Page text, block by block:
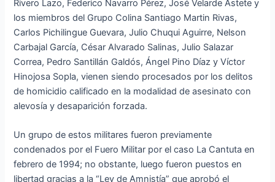
Rivero Lazo, Federico Navarro Pérez, José Velarde Astete y
los miembros del Grupo Colina Santiago Martin Rivas,
Carlos Pichilingue Guevara, Julio Chuqui Aguirre, Nelson
Carbajal García, César Alvarado Salinas, Julio Salazar
Correa, Pedro Santillán Galdós, Ángel Pino Díaz y Víctor
Hinojosa Sopla, vienen siendo procesados por los delitos
de homicidio calificado en la modalidad de asesinato con
alevosía y desaparición forzada.
Un grupo de estos militares fueron previamente
condenados por el Fuero Militar por el caso La Cantuta en
febrero de 1994; no obstante, luego fueron puestos en
libertad gracias a la “Ley de Amnistía” que aprobó el